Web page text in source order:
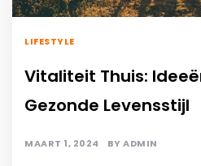
LIFESTYLE
Vitaliteit Thuis:
Gezonde Levensstijl
MAART 1, 2024 BYADMIN